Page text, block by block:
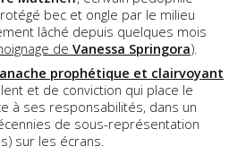
bec et ongle par le milieu
lâché depuis quelques mois
de Vanessa Springora).
prophétique et clairvoyant
et de conviction qui place le
à ses responsabilités, dans un
de sous-représentation
sur les écrans.